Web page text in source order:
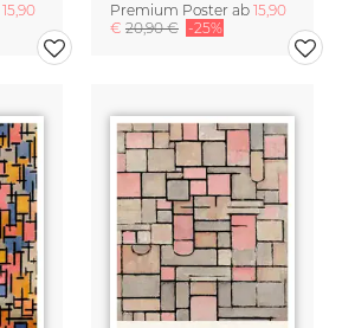
15,90
Premium Poster ab 15,90
€ 20,90 € -25%